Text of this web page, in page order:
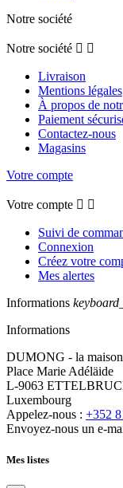
Notre société
Notre société  
Livraison
Mentions légales
À propos de
Paiement
Contactez-nous
Magasins
Votre compte
Votre compte  
Suivi de
Connexion
Créez votre
Mes alertes
Informations
Informations
DUMONG - la maison
Place Marie Adéläide
L-9063
Luxembourg
Appelez-nous : +352
Envoyez-nous un e-
Mes listes